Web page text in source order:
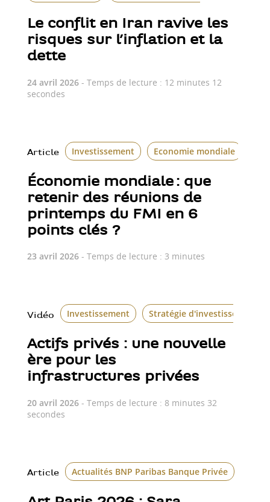
Le conflit en Iran ravive les
risques sur l’inflation et la
dette
24 avril 2026- Temps de lecture : 12 minutes 12
secondes
Article Investissement Economie mondiale
Économie mondiale : que
retenir des réunions de
printemps du FMI en 6
points clés ?
23 avril 2026- Temps de lecture : 3 minutes
Vidéo Investissement Stratégie d'investissement
Actifs privés : une nouvelle
ère pour les
infrastructures privées
20 avril 2026- Temps de lecture : 8 minutes 32
secondes
Article Actualités BNP Paribas Banque Privée